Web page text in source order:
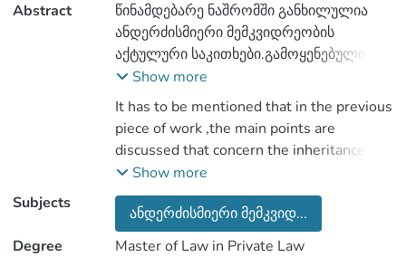
Abstract
წინამდებარე ნაშრომში განხილულია
ანდერძისმიერი მემკვიდრეობის
აქტულური საკითხები.გამოყენებული
მაქვს თეორიული
მასალა,ინფორმაციულ ბაზას შეადგენს
ქართველ და უცხოელ ავტორთა
ნაშრომები.ნაშრომი მოიცავს
ანოტაციას,შინაარს,შესავალს,ოთხ
თავს,ქვეთავებს,დასსკვანას და
გამოყენებულ ლიტერატურას.
შესავალ ნაწილში ვეხები თემის
აქტუალობას.პირველ თავში
Show more
It has to be mentioned that in the previous
piece of work ,the main points are
discussed that concern the inheritance
will. I have used some important
theoretical material. The Informational
basis consists of the abstract, the
introduction ,four sub- chapters and the
Show more
Subjects
ანდერძისმიერი მემკვიდ...
Degree
Master of Law in Private Law